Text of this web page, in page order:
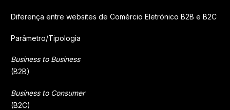
Diferença entre websites de Comércio Eletrónico B2B e B2C
Parâmetro/Tipologia
Business to Business
(B2B)
Business to Consumer
(B2C)